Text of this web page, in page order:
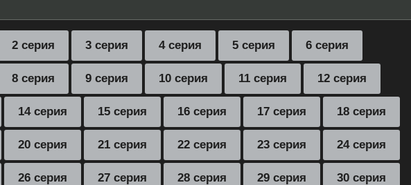
2 серия 3 серия 4 серия 5 серия 6 серия
8 серия 9 серия 10 серия 11 серия 12 серия
14 серия 15 серия 16 серия 17 серия 18 серия
20 серия 21 серия 22 серия 23 серия 24 серия
26 серия 27 серия 28 серия 29 серия 30 серия